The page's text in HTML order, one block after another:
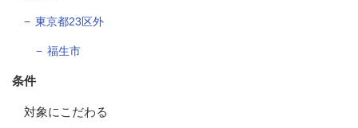
東京都23区外
福生市
条件
対象にこだわる